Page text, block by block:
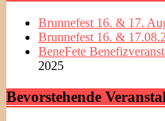
Brunnefest 16. & 17.
Brunnefest 16. &
BeneFete
2025
Bevorstehende